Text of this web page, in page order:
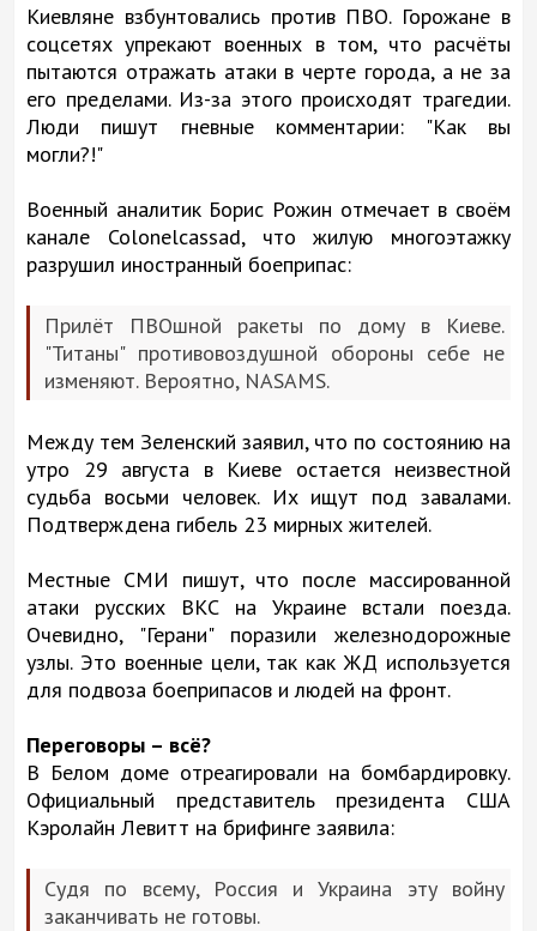
Киевляне взбунтовались против ПВО. Горожане в
соцсетях упрекают военных в том, что расчёты
пытаются отражать атаки в черте города, а не за
его пределами. Из-за этого происходят трагедии.
Люди пишут гневные комментарии: "Как вы
могли?!"
Военный аналитик Борис Рожин отмечает в своём
канале Colonelcassad, что жилую многоэтажку
разрушил иностранный боеприпас:
Прилёт ПВОшной ракеты по дому в Киеве.
"Титаны" противовоздушной обороны себе не
изменяют. Вероятно, NASAMS.
Между тем Зеленский заявил, что по состоянию на
утро 29 августа в Киеве остается неизвестной
судьба восьми человек. Их ищут под завалами.
Подтверждена гибель 23 мирных жителей.
Местные СМИ пишут, что после массированной
атаки русских ВКС на Украине встали поезда.
Очевидно, "Герани" поразили железнодорожные
узлы. Это военные цели, так как ЖД используется
для подвоза боеприпасов и людей на фронт.
Переговоры – всё?
В Белом доме отреагировали на бомбардировку.
Официальный представитель президента США
Кэролайн Левитт на брифинге заявила:
Судя по всему, Россия и Украина эту войну
заканчивать не готовы.